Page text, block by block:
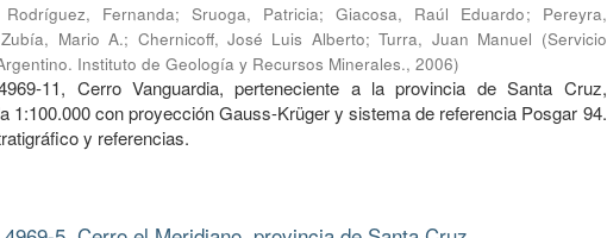
Rodríguez, Fernanda;Sruoga, Patricia;Giacosa, Raúl Eduardo; Pereyra,
Zubía, Mario A.; Chernicoff, José Luis Alberto;Turra, Juan Manuel (Servicio
Instituto de Geología y Recursos Minerales.,2006)
11, Cerro Vanguardia, perteneciente a la provincia de Santa Cruz,
1:100.000 con proyección Gauss-Krüger y sistema de referencia Posgar 94.
y referencias.